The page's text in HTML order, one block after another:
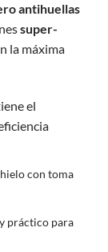
antihuellas
super-
la máxima
el
con toma
práctico para